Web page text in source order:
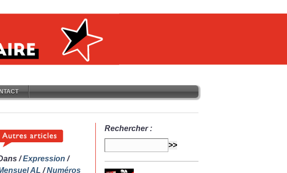
/Expression /
AL /Numéros
Rechercher :